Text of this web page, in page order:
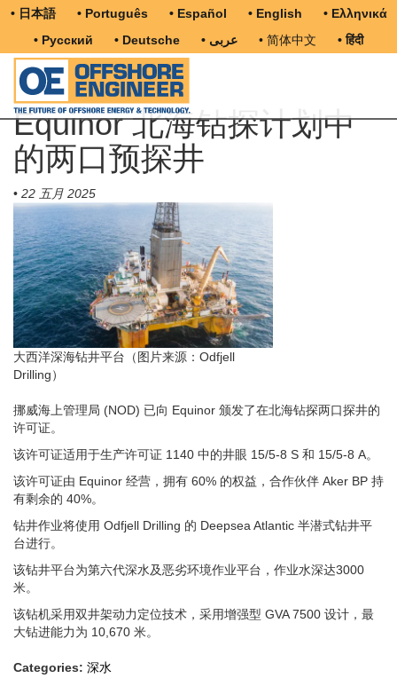
• 日本語 • Português • Español • English
• Ελληνικά
• Русский
• Deutsche • عربى • 简体中文 • हिंदी
Equinor 北海钻探计划中
的两口预探井
• 22 五月 2025
大西洋深海钻井平台（图片来源：Odfjell
Drilling）
挪威海上管理局 (NOD) 已向 Equinor 颁发了在北海钻探两口探井的
许可证。
该许可证适用于生产许可证 1140 中的井眼 15/5-8 S 和 15/5-8 A。
该许可证由 Equinor 经营，拥有 60% 的权益，合作伙伴 Aker BP 持
有剩余的 40%。
钻井作业将使用 Odfjell Drilling 的 Deepsea Atlantic 半潜式钻井平
台进行。
该钻井平台为第六代深水及恶劣环境作业平台，作业水深达3000
米。
该钻机采用双井架动力定位技术，采用增强型 GVA 7500 设计，最
大钻进能力为 10,670 米。
Categories: 深水